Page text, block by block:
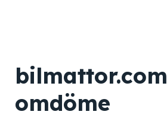
bilmattor.com
omdöme